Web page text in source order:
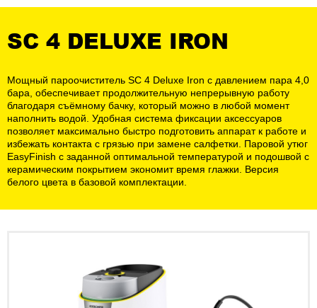
SC 4 DELUXE IRON
Мощный пароочиститель SC 4 Deluxe Iron с давлением пара 4,0
бара, обеспечивает продолжительную непрерывную работу
благодаря съёмному бачку, который можно в любой момент
наполнить водой. Удобная система фиксации аксессуаров
позволяет максимально быстро подготовить аппарат к работе и
избежать контакта с грязью при замене салфетки. Паровой утюг
EasyFinish с заданной оптимальной температурой и подошвой с
керамическим покрытием экономит время глажки. Версия
белого цвета в базовой комплектации.